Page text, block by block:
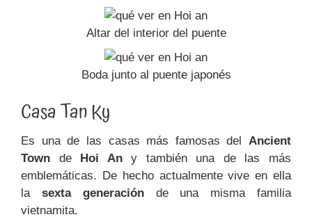
Altar del interior del puente
Boda junto al puente japonés
Casa Tan Ky
Es una de las casas más famosas del Ancient
Town de Hoi Any también una de las más
emblemáticas.
De hecho actualmente vive en ella
la sexta generaciónde una misma familia
vietnamita.